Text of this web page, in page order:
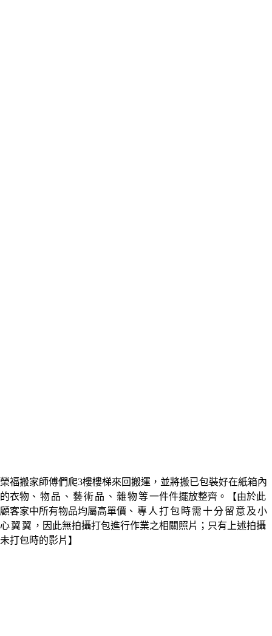
榮福搬家師傅們爬3樓樓梯來回搬運，並將搬已包裝好在紙箱內
的衣物 、物品 、藝術品 、雜物等一件件擺放整齊。【由於此
顧客家中所有物品均屬高單價 、專人打包時需十分留意及小
心翼翼 ，因此無拍攝打包進行作業之相關照片；只有上述拍攝
未打包時的影片 】